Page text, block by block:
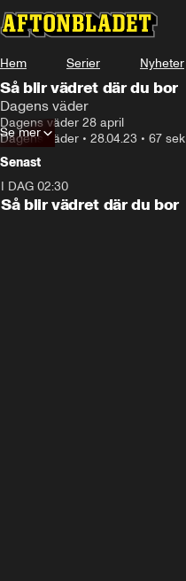
Hem Serier Nyheter
Så blir vädret där du bor
Dagens väder
Dagens väder 28 april
Dagens väder • 28.04.23 • 67 sek
Se mer
Senast
I DAG 02:30
Så blir vädret där du bor